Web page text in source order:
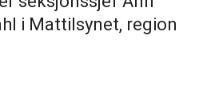
i Mattilsynet, region